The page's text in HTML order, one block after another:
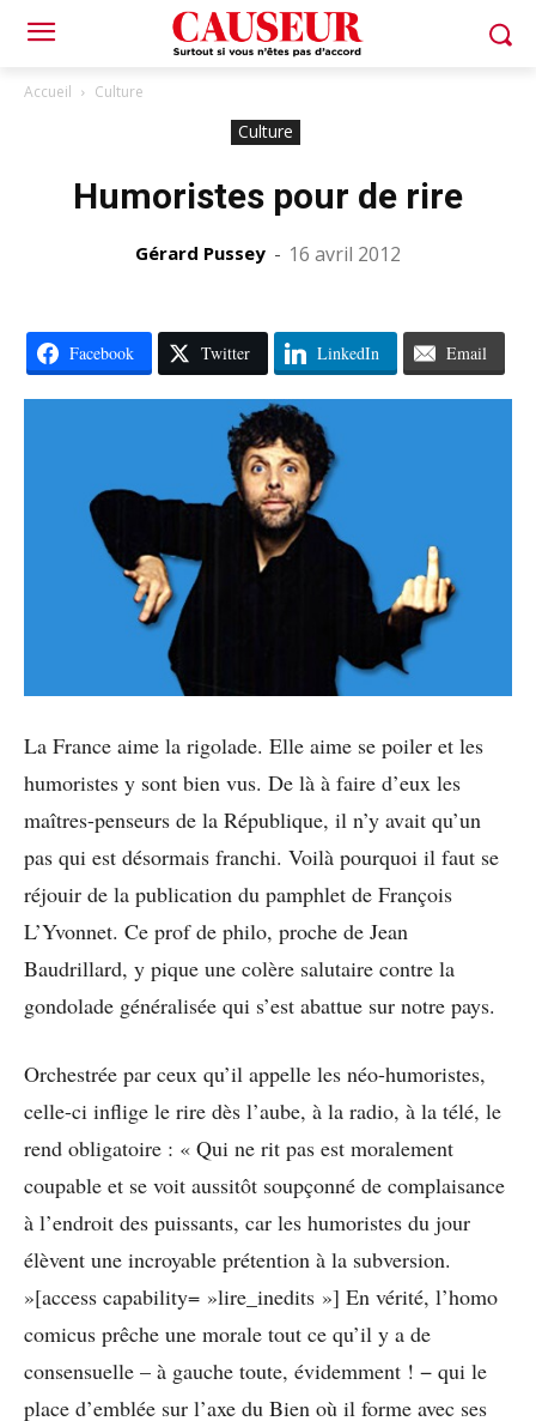
Accueil Culture
Culture
Humoristes pour de rire
Gérard Pussey - 16 avril 2012
Facebook Twitter LinkedIn Email
La France aime la rigolade. Elle aime se poiler et les
humoristes y sont bien vus. De là à faire d’eux les
maîtres-penseurs de la République, il n’y avait qu’un
pas qui est désormais franchi. Voilà pourquoi il faut se
réjouir de la publication du pamphlet de François
L’Yvonnet. Ce prof de philo, proche de Jean
Baudrillard, y pique une colère salutaire contre la
gondolade généralisée qui s’est abattue sur notre pays.
Orchestrée par ceux qu’il appelle les néo-humoristes,
celle-ci inflige le rire dès l’aube, à la radio, à la télé, le
rend obligatoire : « Qui ne rit pas est moralement
coupable et se voit aussitôt soupçonné de complaisance
à l’endroit des puissants, car les humoristes du jour
élèvent une incroyable prétention à la subversion.
»[access capability= »lire_inedits »] En vérité, l’homo
comicus prêche une morale tout ce qu’il y a de
consensuelle – à gauche toute, évidemment ! − qui le
place d’emblée sur l’axe du Bien où il forme avec ses